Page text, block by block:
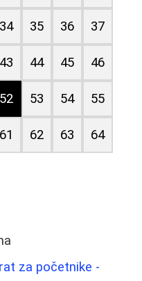
34 35 36 37
43 44 45 46
52 53 54 55
61 62 63 64
za početnike -